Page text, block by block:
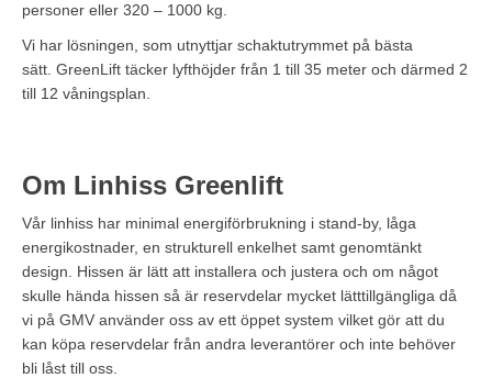
personer eller 320 – 1000 kg.
Vi har lösningen, som utnyttjar schaktutrymmet på bästa
sätt. GreenLift täcker lyfthöjder från 1 till 35 meter och därmed 2
till 12 våningsplan.
Om Linhiss Greenlift
Vår linhiss har minimal energiförbrukning i stand-by, låga
energikostnader, en strukturell enkelhet samt genomtänkt
design. Hissen är lätt att installera och justera och om något
skulle hända hissen så är reservdelar mycket lätttillgängliga då
vi på GMV använder oss av ett öppet system vilket gör att du
kan köpa reservdelar från andra leverantörer och inte behöver
bli låst till oss.